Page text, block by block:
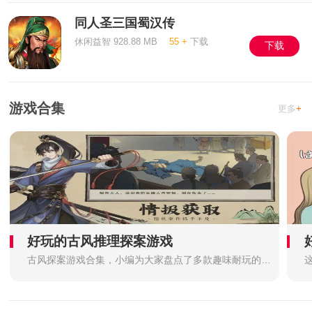
同人圣三国蜀汉传
休闲益智 928.88 MB 55 + 下载 下载
游戏合集 更多+
好玩的古风推理探案游戏